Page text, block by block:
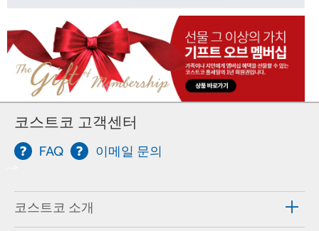
코스트코 고객센터
FAQ 이메일 문의
코스트코 소개